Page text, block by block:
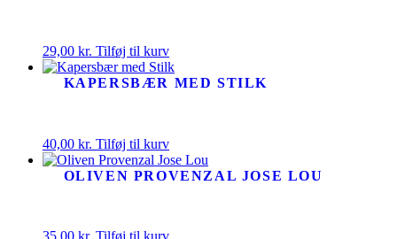
29,00 kr. Tilføj til kurv
KAPERSBÆR MED STILK
40,00 kr. Tilføj til kurv
OLIVEN PROVENZAL JOSE LOU
35,00 kr. Tilføj til kurv